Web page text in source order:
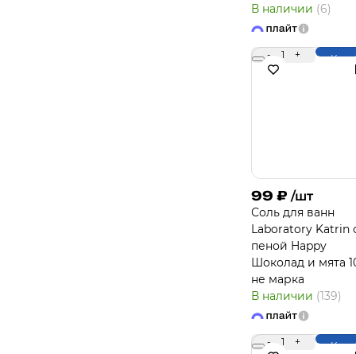
В наличии (6)
- 1 +
99 ₽ /шт
Соль для ванн
Laboratory Katrin
пеной Happy
Шоколад и мята
не марка
В наличии (139)
- 1 +